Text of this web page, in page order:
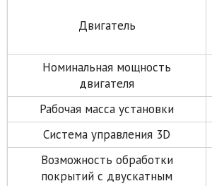
Двигатель
Номинальная мощность
двигателя
Рабочая масса установки
Система управления 3D
Возможность обработки
покрытий с двускатным